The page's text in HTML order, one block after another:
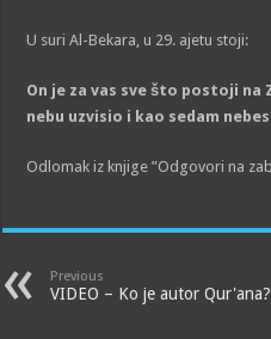
U suri Al-Bekara, u 29. ajetu stoji:
On je za vas sve što postoji
nebu uzvisio i kao sedam
Odlomak iz knjige ”Odgovori na
Previous
VIDEO – Ko je autor Qur'ana?